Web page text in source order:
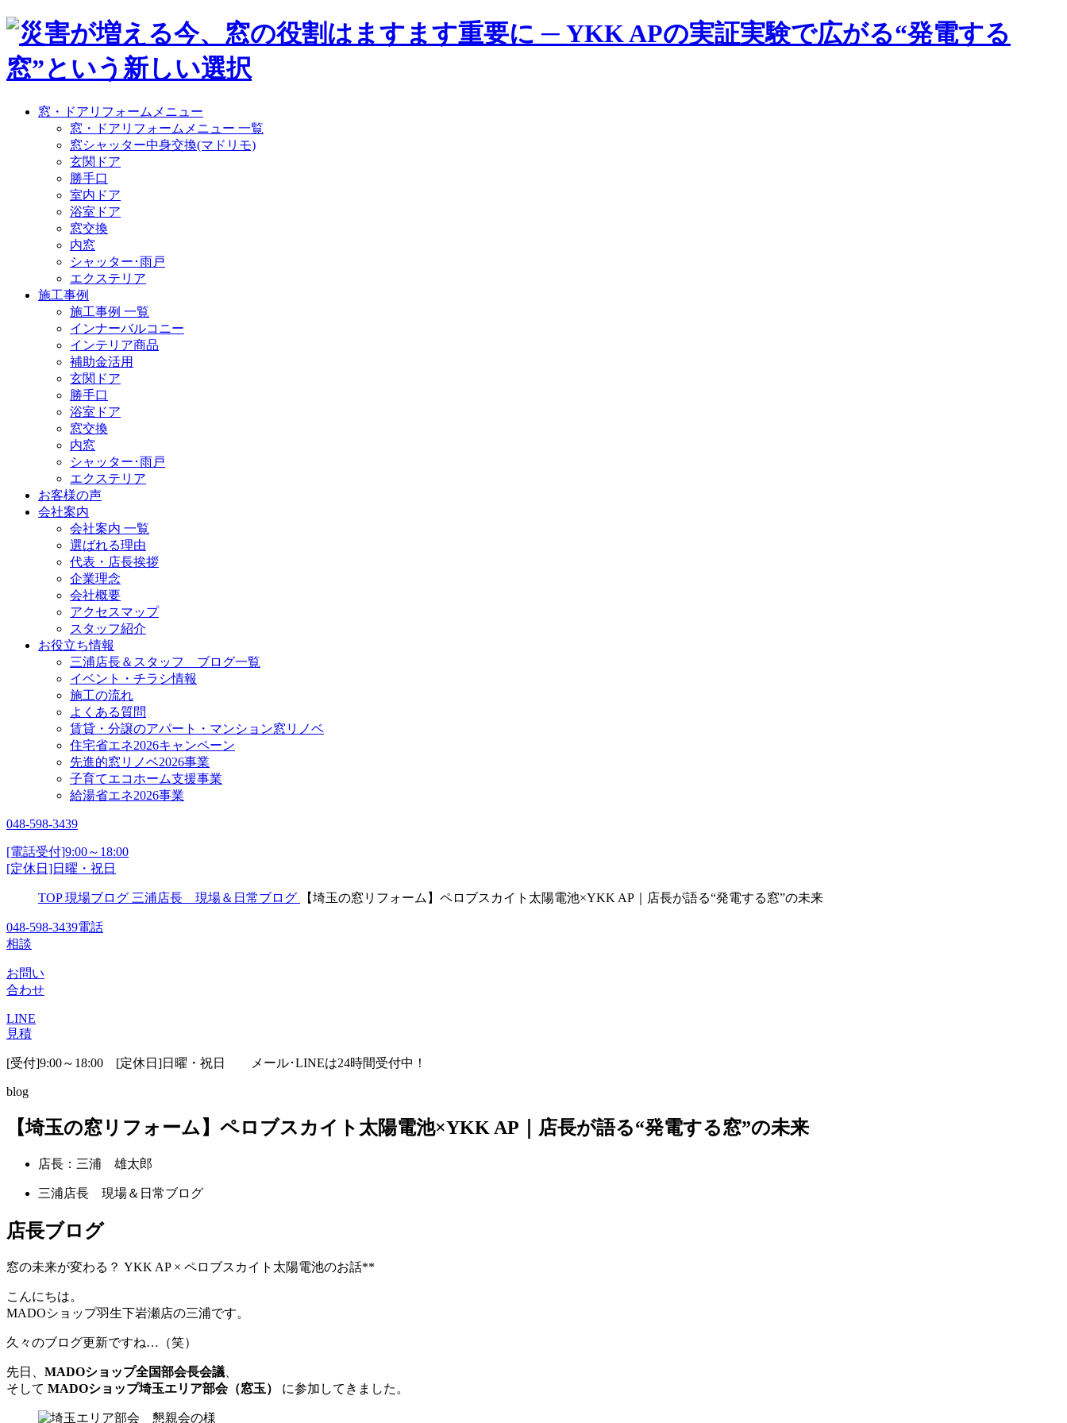
窓・ドアリフォームメニュー
窓・ドアリフォームメニュー 一覧
窓シャッター中身交換(マドリモ)
玄関ドア
勝手口
室内ドア
浴室ドア
窓交換
内窓
シャッター･雨戸
エクステリア
施工事例
施工事例 一覧
インナーバルコニー
インテリア商品
補助金活用
玄関ドア
勝手口
浴室ドア
窓交換
内窓
シャッター･雨戸
エクステリア
お客様の声
会社案内
会社案内 一覧
選ばれる理由
代表・店長挨拶
企業理念
会社概要
アクセスマップ
スタッフ紹介
お役立ち情報
三浦店長＆スタッフ ブログ一覧
イベント・チラシ情報
施工の流れ
よくある質問
賃貸・分譲のアパート・マンション窓リノベ
住宅省エネ2026キャンペーン
先進的窓リノベ2026事業
子育てエコホーム支援事業
給湯省エネ2026事業
048-598-3439
[電話受付]9:00～18:00
[定休日]日曜・祝日
TOP 現場ブログ 三浦店長 現場＆日常ブログ 【埼玉の窓リフォーム】ペロブスカイト太陽電池×YKK AP｜店長が語る“発電する窓”の未来
048-598-3439電話
相談
お問い
合わせ
LINE
見積
[受付]9:00～18:00 [定休日]日曜・祝日 メール･LINEは24時間受付中！
blog
【埼玉の窓リフォーム】ペロブスカイト太陽電池×YKK AP｜店長が語る“発電する窓”の未来
店長：三浦 雄太郎
三浦店長 現場＆日常ブログ
店長ブログ
窓の未来が変わる？ YKK AP × ペロブスカイト太陽電池のお話**
こんにちは。
MADOショップ羽生下岩瀬店の三浦です。
久々のブログ更新ですね…（笑）
先日、 MADOショップ全国部会長会議
そして MADOショップ埼玉エリア部会（窓玉） に参加してきました。